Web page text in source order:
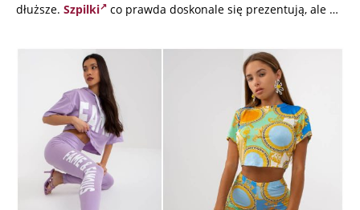
dłuższe. Szpilki co prawda doskonale się prezentują, ale …